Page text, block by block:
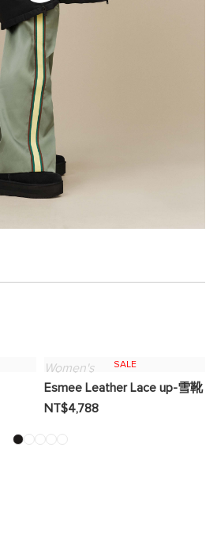
SALE
Women's
Esmee Leather Lace up-雪靴
NT$4,788